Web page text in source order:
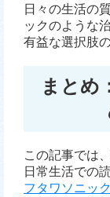
日々の生活の
ックのような
有益な選択肢
まとめ
この記事では
日常生活での
フタワソニック